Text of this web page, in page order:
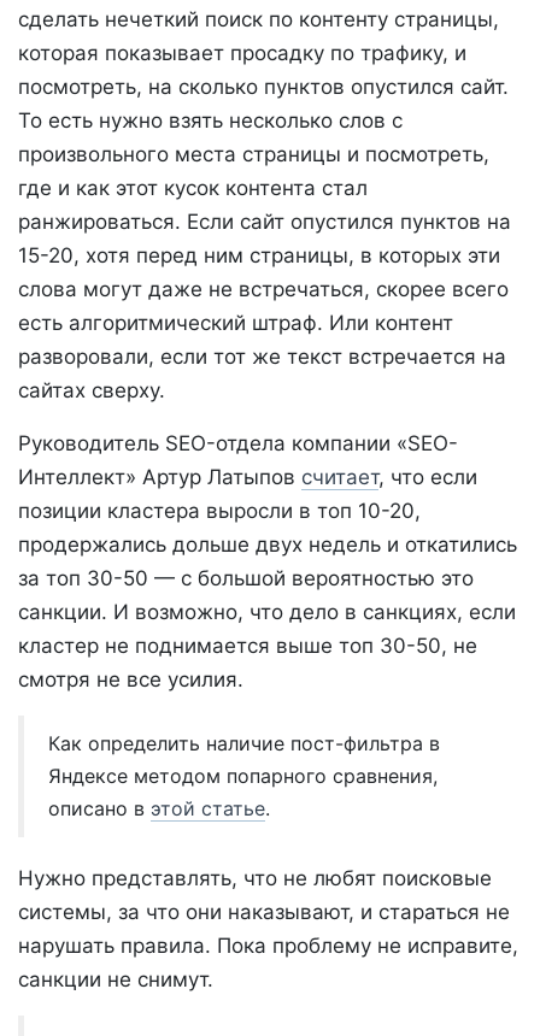
сделать нечеткий поиск по контенту страницы,
которая показывает просадку по трафику, и
посмотреть, на сколько пунктов опустился сайт.
То есть нужно взять несколько слов с
произвольного места страницы и посмотреть,
где и как этот кусок контента стал
ранжироваться. Если сайт опустился пунктов на
15-20, хотя перед ним страницы, в которых эти
слова могут даже не встречаться, скорее всего
есть алгоритмический штраф. Или контент
разворовали, если тот же текст встречается на
сайтах сверху.
Руководитель SEO-отдела компании «SEO-
Интеллект» Артур Латыпов считает, что если
позиции кластера выросли в топ 10-20,
продержались дольше двух недель и откатились
за топ 30-50 — с большой вероятностью это
санкции. И возможно, что дело в санкциях, если
кластер не поднимается выше топ 30-50, не
смотря не все усилия.
Как определить наличие пост-фильтра в
Яндексе методом попарного сравнения,
описано в этой статье.
Нужно представлять, что не любят поисковые
системы, за что они наказывают, и стараться не
нарушать правила. Пока проблему не исправите,
санкции не снимут.